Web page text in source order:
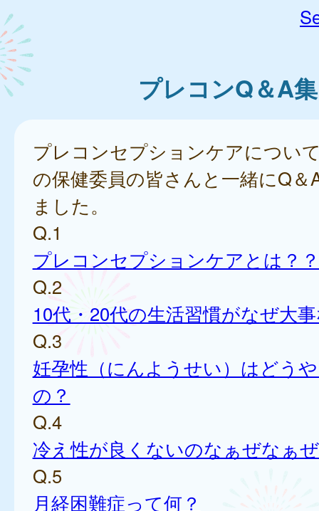
プレコンQ＆A集
プレコンセプションケアについ
の保健委員の皆さんと一緒にQ＆
ました。
Q.1
プレコンセプションケアとは？？
Q.2
10代・20代の生活習慣がなぜ大
Q.3
妊孕性（にんようせい）はどう
の？
Q.4
冷え性が良くないのなぁぜなぁ
Q.5
月経困難症って何？